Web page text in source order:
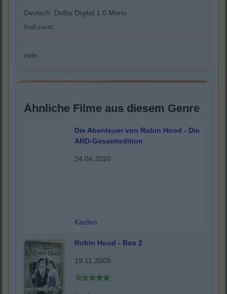
Deutsch: Dolby Digital 1.0 Mono
Indiziert:
nein
Ähnliche Filme aus diesem Genre
Die Abenteuer von Robin Hood - Die
ARD-Gesamtedition
24.04.2020
Kaufen
Robin Hood - Box 2
19.11.2009